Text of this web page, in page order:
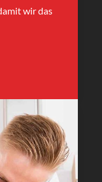
wir das